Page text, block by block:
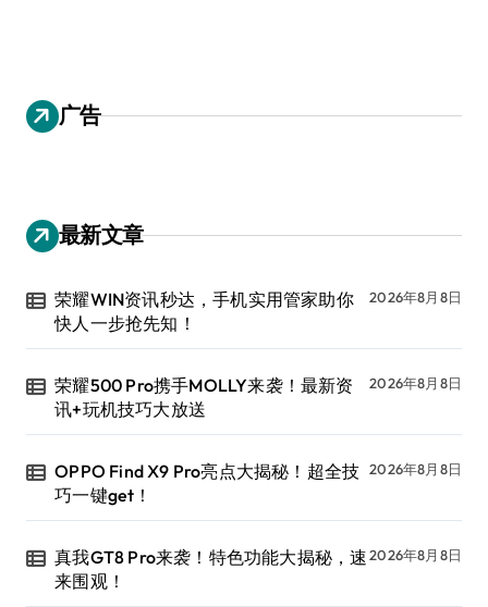
广告
最新文章
荣耀WIN资讯秒达，手机实用管家助你
快人一步抢先知！
2026年8月8日
荣耀500 Pro携手MOLLY来袭！最新资
讯+玩机技巧大放送
2026年8月8日
OPPO Find X9 Pro亮点大揭秘！超全技
巧一键get！
2026年8月8日
真我GT8 Pro来袭！特色功能大揭秘，速
来围观！
2026年8月8日